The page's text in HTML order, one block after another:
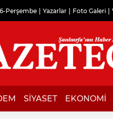
Perşembe Yazarlar Foto Galeri
SİYASET EKONOMİ